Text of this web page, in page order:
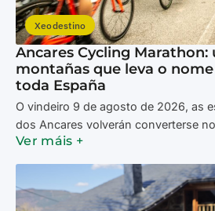
Xeodestino
Ancares Cycling
montañas que leva o
toda España
O vindeiro 9 de agosto de 2026, as
dos Ancares volverán converterse
Ver máis +